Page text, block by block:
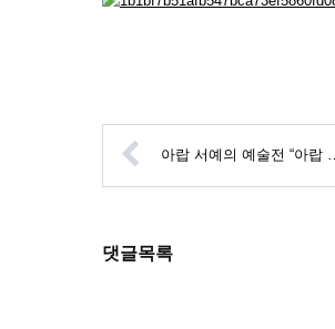
아랍 서예의 예술전 “아랍 …
댓글목록